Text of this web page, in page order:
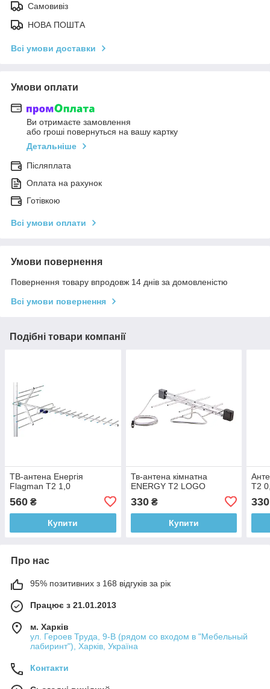
Самовивіз
НОВА ПОШТА
Всі умови доставки
Умови оплати
Ви отримаєте замовлення
або гроші повернуться на вашу картку
Детальніше
Післяплата
Оплата на рахунок
Готівкою
Всі умови оплати
Умови повернення
Повернення товару впродовж 14 днів за домовленістю
Всі умови повернення
Подібні товари компанії
ТВ-антена Енергія
Flagman T2 1,0
560 ₴
Купити
Тв-антена кімнатна
ENERGY Т2 LOGO
330₴
Купити
T2
330
Про нас
95% позитивних з 168 відгуків за рік
Працює з 21.01.2013
м. Харків
ул. Героев Труда, 9-В (рядом со входом в "Мебельный
лабиринт"), Харків, Україна
Контакти